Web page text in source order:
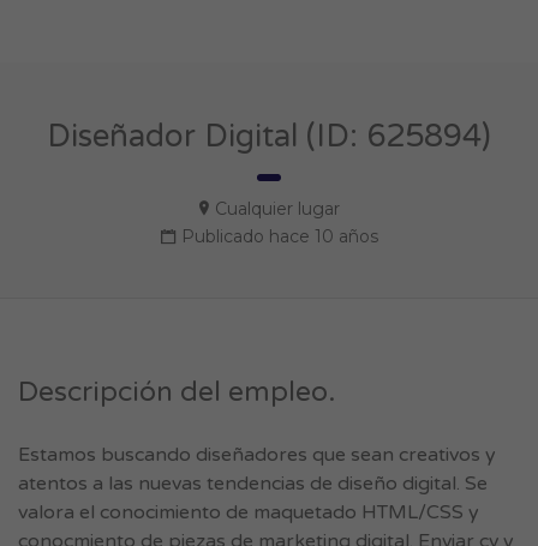
Diseñador Digital (ID: 625894)
Cualquier lugar
Publicado hace 10 años
Descripción del empleo.
Estamos buscando diseñadores que sean creativos y
atentos a las nuevas tendencias de diseño digital. Se
valora el conocimiento de maquetado HTML/CSS y
conocmiento de piezas de marketing digital. Enviar cv y